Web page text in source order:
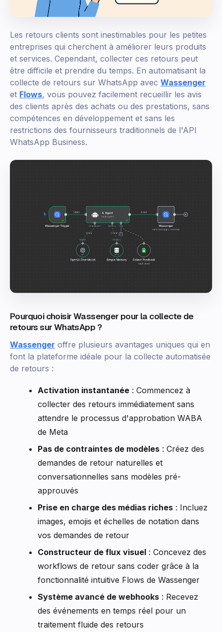
Les retours clients sont inestimables pour les petites
entreprises qui cherchent à améliorer leurs produits
et services. Cependant, collecter ces retours peut
être difficile et prendre du temps. En automatisant la
collecte de retours sur WhatsApp avec Wassenger
et Flows, vous pouvez facilement recueillir les avis
des clients après des achats ou des prestations, sans
compétences en développement et sans les
restrictions des fournisseurs traditionnels de l'API
WhatsApp Business.
Pourquoi choisir Wassenger pour la collecte de
retours sur WhatsApp ?
Wassenger offre plusieurs avantages uniques qui en
font la plateforme idéale pour la collecte automatisée
de retours :
Activation instantanée : Commencez à
collecter des retours immédiatement sans
attendre le processus d'approbation WABA
de Meta
Pas de contraintes de modèles : Créez des
demandes de retour naturelles et
conversationnelles sans modèles pré-
approuvés
Prise en charge des médias riches : Incluez
images, emojis et échelles de notation dans
vos demandes de retour
Constructeur de flux visuel : Concevez des
workflows de retour sans coder grâce à la
fonctionnalité intuitive Flows de Wassenger
Système avancé de webhooks : Recevez
des événements en temps réel pour un
traitement fluide des retours